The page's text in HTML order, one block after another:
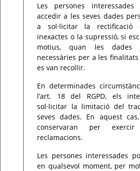
Les persones
accedir a les seves dades
a sol·licitar la rectificació
inexactes o la supressió, si
motius, quan les
necessàries per a les
es van recollir.
En determinades
l’art. 18 del RGPD, els
sol·licitar la limitació del
seves dades. En aquest
conservaran per
reclamacions.
Les persones interessades
en qualsevol moment, per